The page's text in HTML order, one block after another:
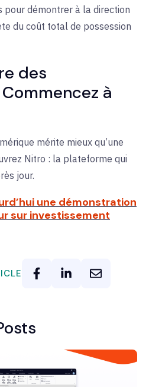
pour démontrer à la direction
du coût total de possession
des
à
mérite mieux qu’une
Nitro : la plateforme qui
jour.
une démonstration
sur investissement